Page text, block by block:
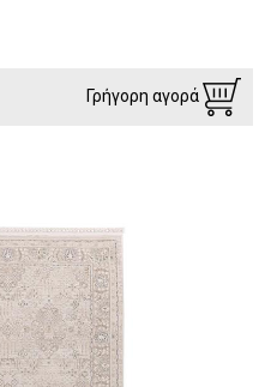
Γρήγορη αγορά